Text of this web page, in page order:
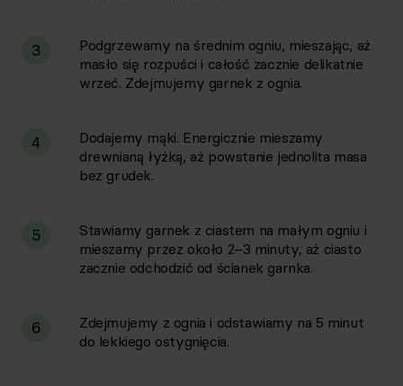
3
Podgrzewamy na średnim ogniu, mieszając, aż
masło się rozpuści i całość zacznie delikatnie
wrzeć. Zdejmujemy garnek z ognia.
4
Dodajemy mąki. Energicznie mieszamy
drewnianą łyżką, aż powstanie jednolita masa
bez grudek.
5
Stawiamy garnek z ciastem na małym ogniu i
mieszamy przez około 2–3 minuty, aż ciasto
zacznie odchodzić od ścianek garnka.
6
Zdejmujemy z ognia i odstawiamy na 5 minut
do lekkiego ostygnięcia.